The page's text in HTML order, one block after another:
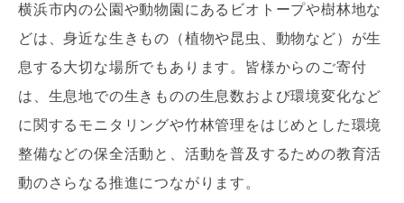
横浜市内の公園や動物園にあるビオトープや樹林地な
どは、身近な生きもの（植物や昆虫、動物など）が生
息する大切な場所でもあります。皆様からのご寄付
は、生息地での生きものの生息数および環境変化など
に関するモニタリングや竹林管理をはじめとした環境
整備などの保全活動と、活動を普及するための教育活
動のさらなる推進につながります。